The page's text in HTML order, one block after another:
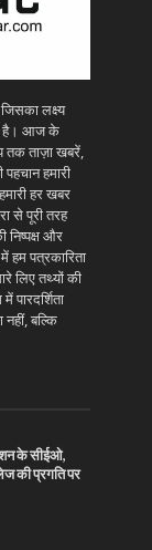
लक्ष्य
है। आज के
तक ताज़ा खबरें,
हमारी
हर खबर
से पूरी तरह
और
हम पत्रकारिता
लिए तथ्यों की
पारदर्शिता
बल्कि
के सीईओ,
की प्रगति पर